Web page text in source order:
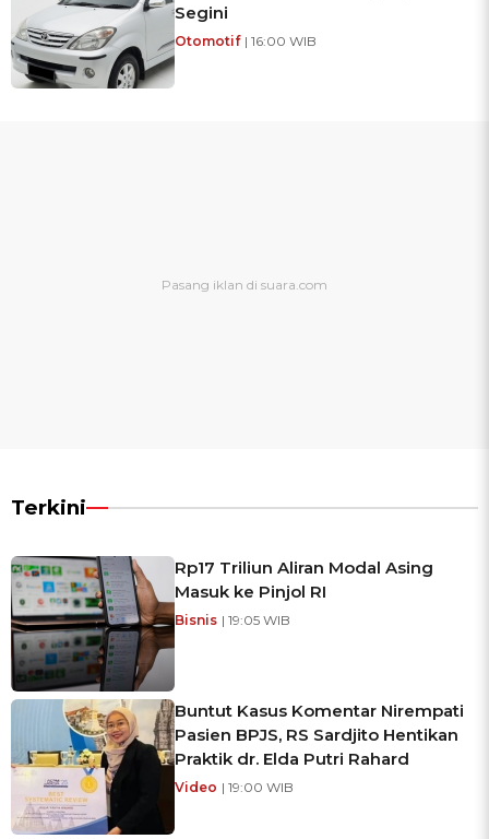
Segini
Otomotif | 16:00 WIB
Terkini
Rp17 Triliun Aliran Modal Asing
Masuk ke Pinjol RI
Bisnis | 19:05 WIB
Buntut Kasus Komentar Nirempati
Pasien BPJS, RS Sardjito Hentikan
Praktik dr. Elda Putri Rahard
Video | 19:00 WIB